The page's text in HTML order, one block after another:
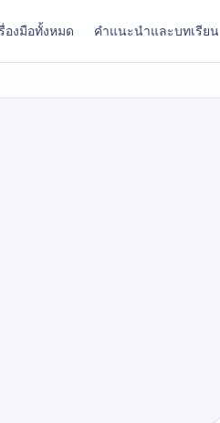
องมือทั้งหมด คำแนะนำและบทเรียน